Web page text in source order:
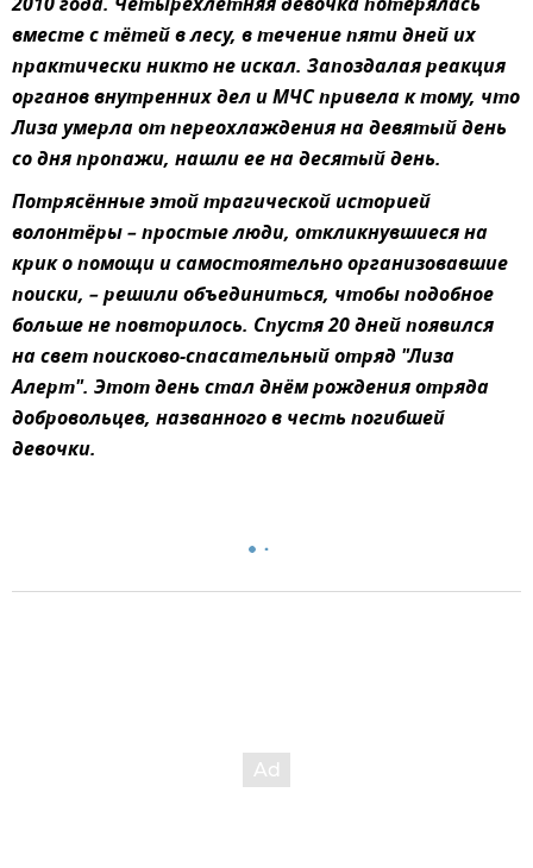
вместе с тётей в лесу, в течение пяти дней их
практически никто не искал. Запоздалая реакция
органов внутренних дел и МЧС привела к тому, что
Лиза умерла от переохлаждения на девятый день
со дня пропажи, нашли ее на десятый день.
Потрясённые этой трагической историей
волонтёры – простые люди, откликнувшиеся на
крик о помощи и самостоятельно организовавшие
поиски, – решили объединиться, чтобы подобное
больше не повторилось. Спустя 20 дней появился
на свет поисково-спасательный отряд "Лиза
Алерт". Этот день стал днём рождения отряда
добровольцев, названного в честь погибшей
девочки.